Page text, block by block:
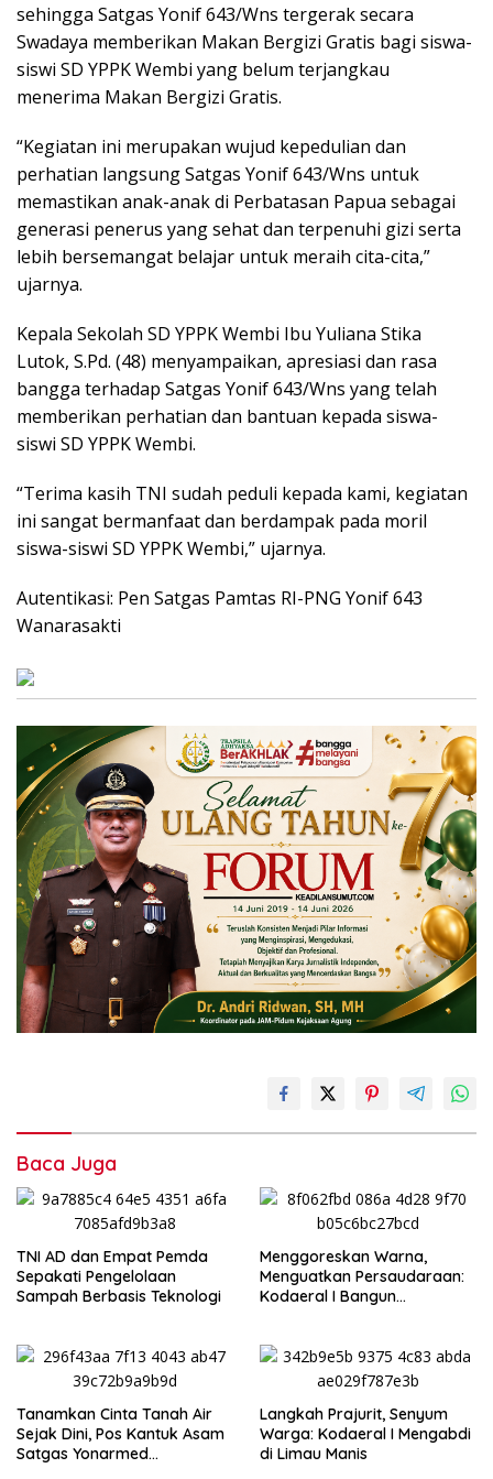
sehingga Satgas Yonif 643/Wns tergerak secara
Swadaya memberikan Makan Bergizi Gratis bagi siswa-
siswi SD YPPK Wembi yang belum terjangkau
menerima Makan Bergizi Gratis.
“Kegiatan ini merupakan wujud kepedulian dan
perhatian langsung Satgas Yonif 643/Wns untuk
memastikan anak-anak di Perbatasan Papua sebagai
generasi penerus yang sehat dan terpenuhi gizi serta
lebih bersemangat belajar untuk meraih cita-cita,”
ujarnya.
Kepala Sekolah SD YPPK Wembi Ibu Yuliana Stika
Lutok, S.Pd. (48) menyampaikan, apresiasi dan rasa
bangga terhadap Satgas Yonif 643/Wns yang telah
memberikan perhatian dan bantuan kepada siswa-
siswi SD YPPK Wembi.
“Terima kasih TNI sudah peduli kepada kami, kegiatan
ini sangat bermanfaat dan berdampak pada moril
siswa-siswi SD YPPK Wembi,” ujarnya.
Autentikasi: Pen Satgas Pamtas RI-PNG Yonif 643
Wanarasakti
Baca Juga
TNI AD dan Empat Pemda
Sepakati Pengelolaan
Sampah Berbasis Teknologi
Menggoreskan Warna,
Menguatkan Persaudaraan:
Kodaeral I Bangun
Tanamkan Cinta Tanah Air
Sejak Dini, Pos Kantuk Asam
Satgas Yonarmed
‎Langkah Prajurit, Senyum
Warga: Kodaeral I Mengabdi
di Limau Manis